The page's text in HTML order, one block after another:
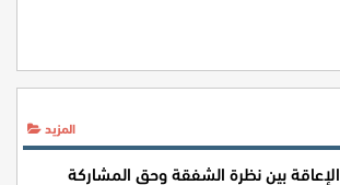
المزيد
الإعاقة بين نظرة الشفقة وحق المشاركة